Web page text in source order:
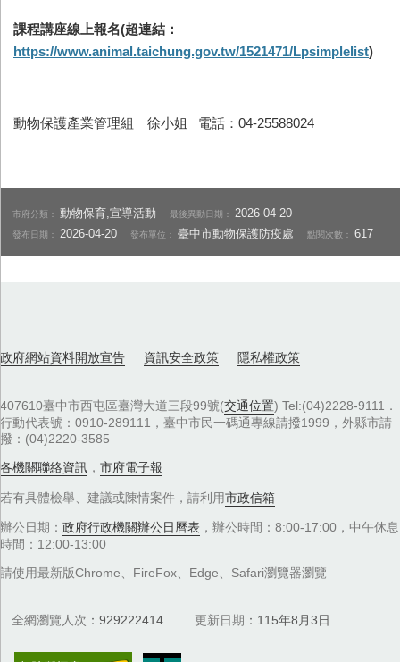
課程講座線上報名(超連結：
https://www.animal.taichung.gov.tw/1521471/Lpsimplelist)
動物保護產業管理組 徐小姐 電話： 04-25588024
市府分類：動物保育,宣導活動 最後異動日期： 2026-04-20
發布日期： 2026-04-20 發布單位：臺中市動物保護防疫處 點閱次數：617
政府網站資料開放宣告 資訊安全政策 隱私權政策
407610臺中市西屯區臺灣大道三段99號(交通位置) Tel:(04)2228-9111．
行動代表號：0910-289111，臺中市民一碼通專線請撥1999，外縣市請
撥：(04)2220-3585
各機關聯絡資訊 ， 市府電子報
若有具體檢舉、建議或陳情案件，請利用市政信箱
辦公日期： 政府行政機關辦公日曆表 ，辦公時間：8:00-17:00，中午休息
時間：12:00-13:00
請使用最新版Chrome、FireFox、Edge、Safari瀏覽器瀏覽
全網瀏覽人次 929222414 更新日期 115年8月3日